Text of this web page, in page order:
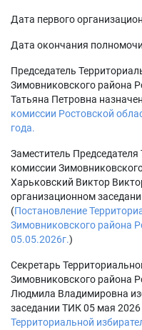
Дата первого
Дата окончания
Председатель
Зимовниковского района
Татьяна Петровна
комиссии Ростовской
года.
Заместитель
комиссии
Харьковский Виктор
организационном
(Постановление
Зимовниковского района
05.05.2026г.)
Секретарь
Зимовниковского района
Людмила Владимировна
заседании ТИК 05 мая 2026
Территориальной